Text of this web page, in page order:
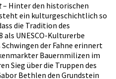
– Hinter den historischen
ein kulturgeschichtlich so
die Tradition des
als UNESCO-Kulturerbe
der Fahne erinnert
Bauernmilizen im
Sieg über die Truppen des
Bethlen den Grundstein